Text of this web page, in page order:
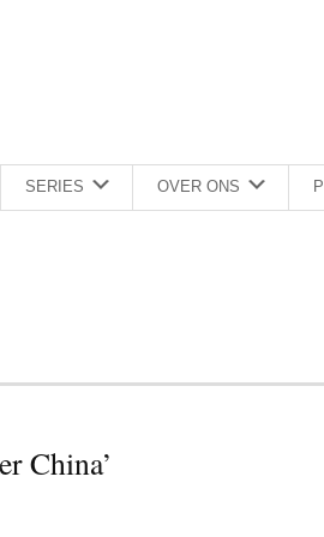
SERIES OVER ONS
China’